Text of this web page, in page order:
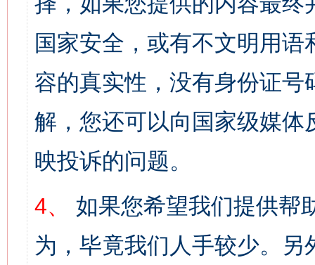
国家安全，或有不文明用
容的真实性，没有身份证
解，您还可以向国家级媒
映投诉的问题。
4、
如果您希望我们提供帮
为，毕竟我们人手较少。